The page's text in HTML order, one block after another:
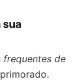
sua
frequentes de